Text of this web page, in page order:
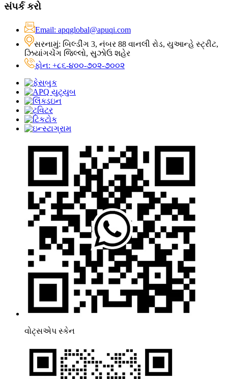
સંપર્ક કરો
Email: apqglobal@apuqi.com
સરનામું: બિલ્ડીંગ 3, નંબર 88 વાનલી રોડ, યુઆન્હે સ્ટ્રીટ,
ઝિયાંગચેંગ જિલ્લો, સુઝોઉ શહેર
ફોન: +૮૬-૪૦૦-૭૦૨-૭૦૦૨
વોટ્સએપ સ્કેન